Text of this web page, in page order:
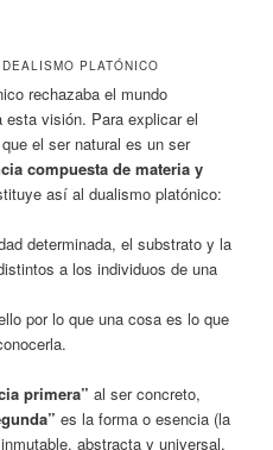
PLATÓNICO
rechazaba el mundo
visión. Para explicar el
el ser natural es un ser
compuesta de materia y
así al dualismo platónico:
determinada, el substrato y la
a los individuos de una
por lo que una cosa es lo que
primera” al ser concreto,
es la forma o esencia (la
abstracta y universal.